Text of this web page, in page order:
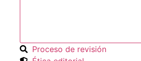
Proceso de revisión